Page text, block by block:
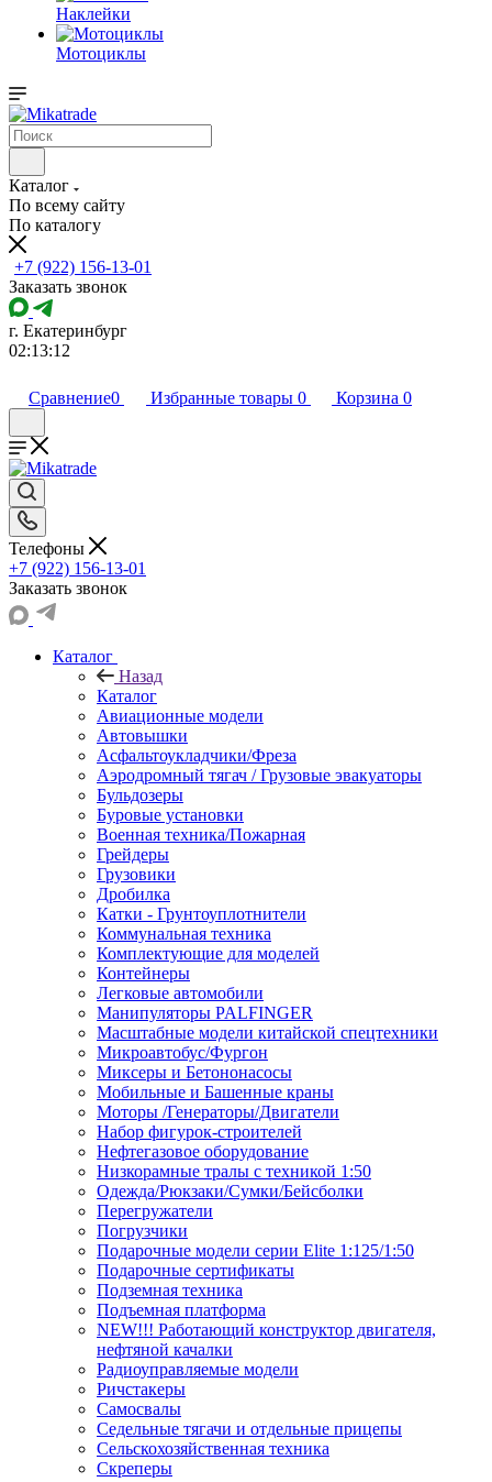
Наклейки
Мотоциклы
Каталог
По всему сайту
По каталогу
+7 (922) 156-13-01
Заказать звонок
г. Екатеринбург
02:13:12
Сравнение0 Избранные товары 0 Корзина 0
Телефоны
+7 (922) 156-13-01
Заказать звонок
Каталог
Назад
Каталог
Авиационные модели
Автовышки
Асфальтоукладчики/Фреза
Аэродромный тягач / Грузовые эвакуаторы
Бульдозеры
Буровые установки
Военная техника/Пожарная
Грейдеры
Грузовики
Дробилка
Катки - Грунтоуплотнители
Коммунальная техника
Комплектующие для моделей
Контейнеры
Легковые автомобили
Манипуляторы PALFINGER
Масштабные модели китайской спецтехники
Микроавтобус/Фургон
Миксеры и Бетононасосы
Мобильные и Башенные краны
Моторы /Генераторы/Двигатели
Набор фигурок-строителей
Нефтегазовое оборудование
Низкорамные тралы с техникой 1:50
Одежда/Рюкзаки/Сумки/Бейсболки
Перегружатели
Погрузчики
Подарочные модели серии Elite 1:125/1:50
Подарочные сертификаты
Подземная техника
Подъемная платформа
NEW!!! Работающий конструктор двигателя,
нефтяной качалки
Радиоуправляемые модели
Ричстакеры
Самосвалы
Седельные тягачи и отдельные прицепы
Сельскохозяйственная техника
Скреперы